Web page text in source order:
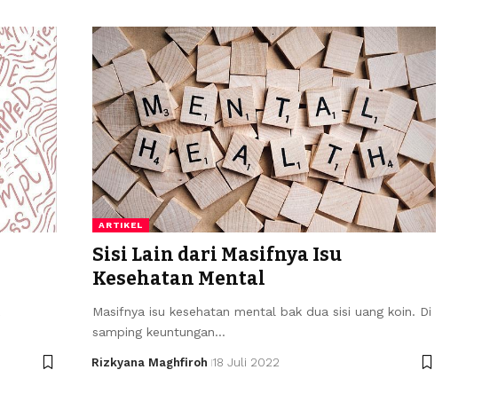
ARTIKEL
Sisi Lain dari Masifnya Isu
Kesehatan Mental
Masifnya isu kesehatan mental bak dua sisi uang koin. Di
samping keuntungan…
Rizkyana Maghfiroh 18 Juli 2022